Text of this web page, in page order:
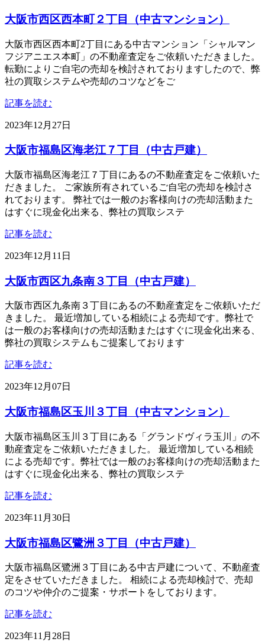
大阪市西区西本町２丁目（中古マンション）
大阪市西区西本町2丁目にある中古マンション「シャルマン
フジアニエス本町」の不動産査定をご依頼いただきました。
転勤によりご自宅の売却を検討されておりますしたので、弊
社の買取システムや売却のコツなどをご
記事を読む
2023年12月27日
大阪市福島区海老江７丁目（中古戸建）
大阪市福島区海老江７丁目にあるの不動産査定をご依頼いた
だきました。 ご家族所有されているご自宅の売却を検討さ
れております。 弊社では一般のお客様向けの売却活動また
はすぐに現金化出来る、弊社の買取システ
記事を読む
2023年12月11日
大阪市西区九条南３丁目（中古戸建）
大阪市西区九条南３丁目にあるの不動産査定をご依頼いただ
きました。 最近増加している相続による売却です。弊社で
は一般のお客様向けの売却活動またはすぐに現金化出来る、
弊社の買取システムもご提案しております
記事を読む
2023年12月07日
大阪市福島区玉川３丁目（中古マンション）
大阪市福島区玉川３丁目にある「グランドヴィラ玉川」の不
動産査定をご依頼いただきました。 最近増加している相続
による売却です。弊社では一般のお客様向けの売却活動また
はすぐに現金化出来る、弊社の買取システ
記事を読む
2023年11月30日
大阪市福島区鷺洲３丁目（中古戸建）
大阪市福島区鷺洲３丁目にある中古戸建について、不動産査
定をさせていただきました。 相続による売却検討で、売却
のコツや仲介のご提案・サポートをしております。
記事を読む
2023年11月28日